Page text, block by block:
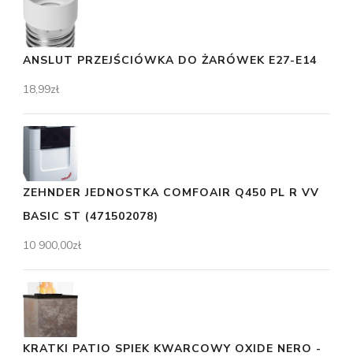
ANSLUT PRZEJŚCIÓWKA DO ŻARÓWEK E27-E14
18,99zł
ZEHNDER JEDNOSTKA COMFOAIR Q450 PL R VV
BASIC ST (471502078)
10 900,00zł
KRATKI PATIO SPIEK KWARCOWY OXIDE NERO -